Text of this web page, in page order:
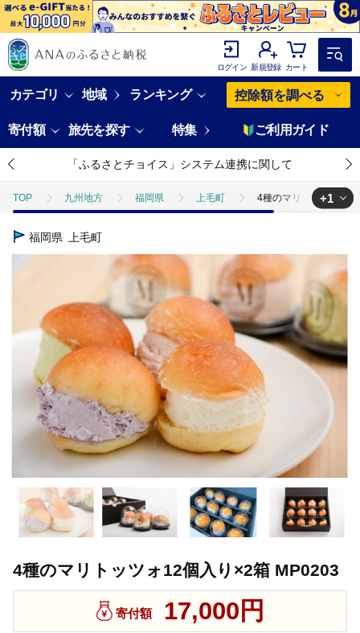
ログイン 新規登録 カート
カテゴリ 地域 ランキング 控除額を調べる
寄付額 旅先を探す 特集 ご利用ガイド
「ふるさとチョイス」システム連携に関して
TOP 九州地方 福岡県 上毛町 4種のマリトッツォ12
TOP
+1
福岡県 上毛町
4種のマリトッツォ12個入り×2箱 MP0203
寄付額 17,000円